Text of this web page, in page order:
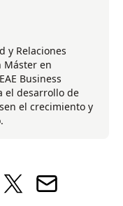
y Relaciones
Máster en
Business
el desarrollo de
el crecimiento y